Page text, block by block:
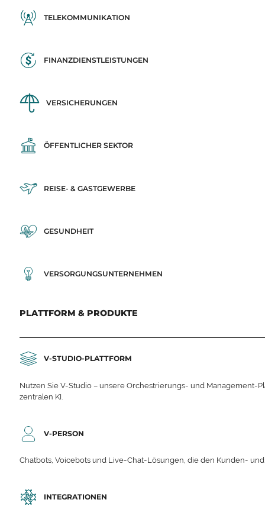
TELEKOMMUNIKATION
FINANZDIENSTLEISTUNGEN
VERSICHERUNGEN
ÖFFENTLICHER SEKTOR
REISE- & GASTGEWERBE
GESUNDHEIT
VERSORGUNGSUNTERNEHMEN
PLATTFORM & PRODUKTE
V-STUDIO-PLATTFORM
Nutzen Sie V-Studio – unsere Orchestrierungs- und
zentralen KI.
V-PERSON
Chatbots, Voicebots und Live-Chat-Lösungen, die den Kunden-
INTEGRATIONEN